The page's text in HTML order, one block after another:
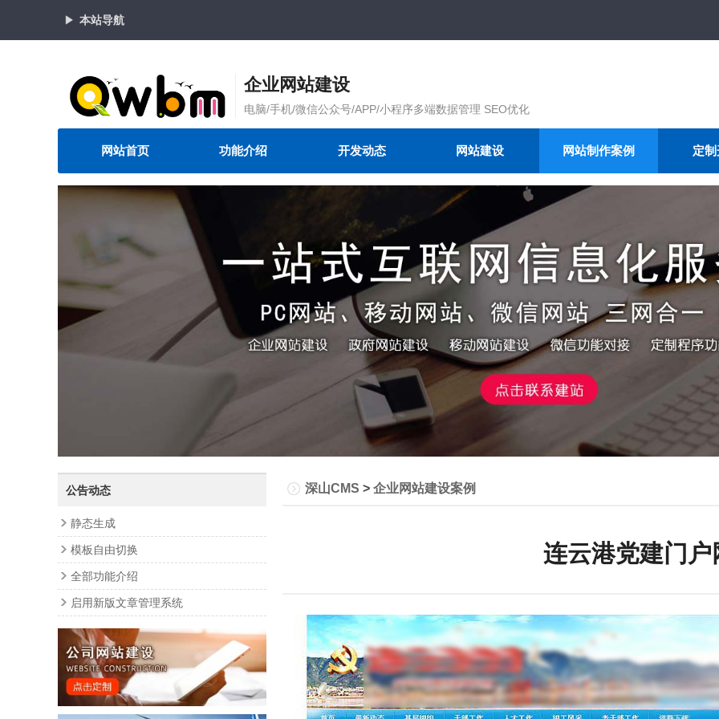
本站导航
企业网站建设
电脑/手机/微信公众号/APP/小程序多端数据管理 SEO优化
网站首页 功能介绍 开发动态 网站建设 网站制作案例 定
深山CMS > 企业网站建设案例
连云港党建门户
公告动态
静态生成
模板自由切换
全部功能介绍
启用新版文章管理系统